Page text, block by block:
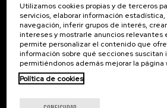
Nanomagnetismo
Nanoóptica
Autoensamblado
Nanobiosistemas
Nanodispositivos
Microscopía Electrónica
Teoría
Utilizamos cookies propias y de terceros
servicios, elaborar información
navegación, inferir grupos de interés,
intereses y mostrarle anuncios relevantes
permite personalizar el contenido que
información sobre qué secciones suscitan
permitiéndonos además mejorar la página
Política de cookies